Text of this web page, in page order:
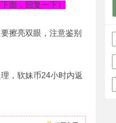
面，回复一下）
擦亮双眼，注意鉴别
，软妹币24小时内返